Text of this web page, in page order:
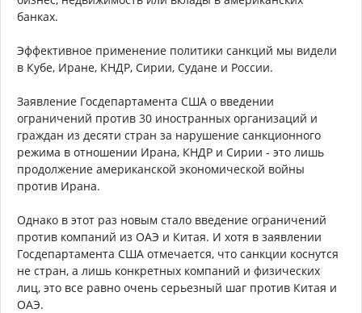
банках.
Эффективное применение политики санкций мы видели
в Кубе, Иране, КНДР, Сирии, Судане и России.
Заявление Госдепартамента США о введении
ограничений против 30 иностранных организаций и
граждан из десяти стран за нарушение санкционного
режима в отношении Ирана, КНДР и Сирии - это лишь
продолжение американской экономической войны
против Ирана.
Однако в этот раз новым стало введение ограничений
против компаний из ОАЭ и Китая. И хотя в заявлении
Госдепартамента США отмечается, что санкции коснутся
не стран, а лишь конкретных компаний и физических
лиц, это все равно очень серьезный шаг против Китая и
ОАЭ.